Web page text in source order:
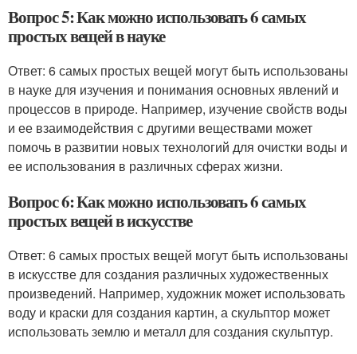
Вопрос 5: Как можно использовать 6 самых
простых вещей в науке
Ответ: 6 самых простых вещей могут быть использованы
в науке для изучения и понимания основных явлений и
процессов в природе. Например, изучение свойств воды
и ее взаимодействия с другими веществами может
помочь в развитии новых технологий для очистки воды и
ее использования в различных сферах жизни.
Вопрос 6: Как можно использовать 6 самых
простых вещей в искусстве
Ответ: 6 самых простых вещей могут быть использованы
в искусстве для создания различных художественных
произведений. Например, художник может использовать
воду и краски для создания картин, а скульптор может
использовать землю и металл для создания скульптур.